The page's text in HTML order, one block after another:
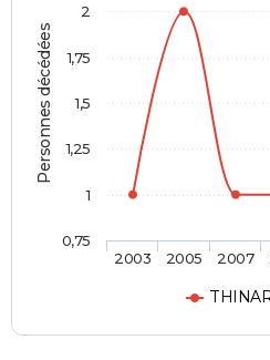
Personnes décédées
2003 2005 2007
0,75
1
1,25
1,5
1,75
2